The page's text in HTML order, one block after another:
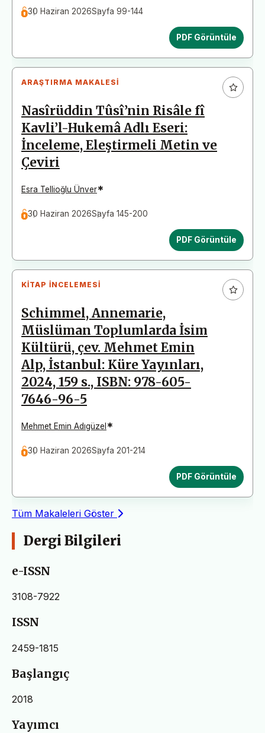
30 Haziran 2026Sayfa 99-144
PDF Görüntüle
ARAŞTIRMA MAKALESI
Nasîrüddin Tûsî’nin Risâle fî
Kavli’l-Hukemâ Adlı Eseri:
İnceleme, Eleştirmeli Metin ve
Çeviri
Esra Tellioğlu Ünver*
30 Haziran 2026Sayfa 145-200
PDF Görüntüle
KITAP İNCELEMESI
Schimmel, Annemarie,
Müslüman Toplumlarda İsim
Kültürü, çev. Mehmet Emin
Alp, İstanbul: Küre Yayınları,
2024, 159 s., ISBN: 978-605-
7646-96-5
Mehmet Emin Adıgüzel *
30 Haziran 2026Sayfa 201-214
PDF Görüntüle
Tüm Makaleleri Göster
Dergi Bilgileri
e-ISSN
3108-7922
ISSN
2459-1815
Başlangıç
2018
Yayımcı